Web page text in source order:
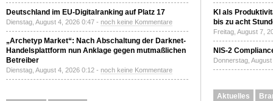
Deutschland im EU-Digitalranking auf Platz 17
Dienstag, August 4, 2026 0:47 - noch keine Kommentare
„Archetyp Market“: Nach Abschaltung der Darknet-
Handelsplattform nun Anklage gegen mutmaßlichen
Betreiber
Dienstag, August 4, 2026 0:12 - noch keine Kommentare
KI als
bis zu acht
Freitag, August 7,
NIS-2
Donnerstag,
Aktuelles